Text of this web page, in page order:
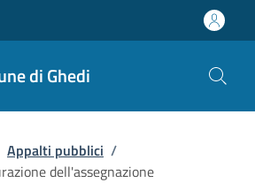
di Ghedi
Appalti pubblici /
dell'assegnazione